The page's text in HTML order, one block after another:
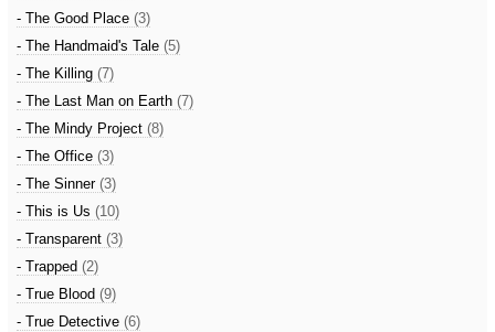
- The Good Place (3)
- The Handmaid's Tale (5)
- The Killing (7)
- The Last Man on Earth (7)
- The Mindy Project (8)
- The Office (3)
- The Sinner (3)
- This is Us (10)
- Transparent (3)
- Trapped (2)
- True Blood (9)
- True Detective (6)